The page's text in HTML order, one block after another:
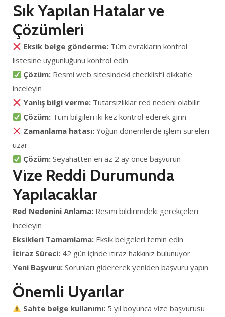
Sık Yapılan Hatalar ve
Çözümleri
Eksik belge gönderme: Tüm evrakların kontrol
listesine uygunluğunu kontrol edin
Çözüm: Resmi web sitesindeki checklist’i dikkatle
inceleyin
Yanlış bilgi verme: Tutarsızlıklar red nedeni olabilir
Çözüm: Tüm bilgileri iki kez kontrol ederek girin
Zamanlama hatası: Yoğun dönemlerde işlem süreleri
uzar
Çözüm: Seyahatten en az 2 ay önce başvurun
Vize Reddi Durumunda
Yapılacaklar
Red Nedenini Anlama: Resmi bildirimdeki gerekçeleri
inceleyin
Eksikleri Tamamlama: Eksik belgeleri temin edin
İtiraz Süreci: 42 gün içinde itiraz hakkınız bulunuyor
Yeni Başvuru: Sorunları gidererek yeniden başvuru yapın
Önemli Uyarılar
Sahte belge kullanımı: 5 yıl boyunca vize başvurusu